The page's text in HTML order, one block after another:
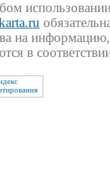
использовании
на
в